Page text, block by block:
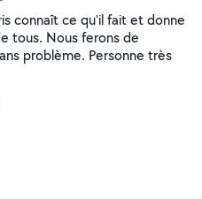
connaît ce qu'il fait et donne
tous. Nous ferons de
problème. Personne très